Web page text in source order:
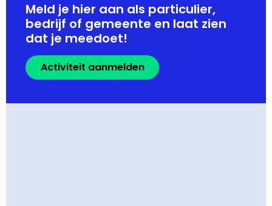
Meld je hier aan als particulier,
bedrijf of gemeente en laat zien
dat je meedoet!
Activiteit aanmelden